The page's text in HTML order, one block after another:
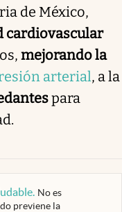
de México,
cardiovascular
mejorando la
arterial, a la
para
. No es
previene la